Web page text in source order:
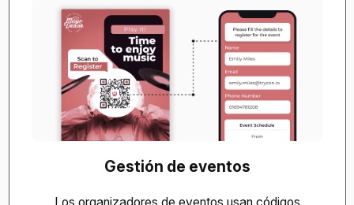
Gestión de eventos